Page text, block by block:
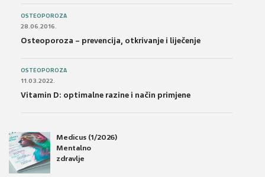
OSTEOPOROZA
28.06.2016.
Osteoporoza – prevencija, otkrivanje i liječenje
OSTEOPOROZA
11.03.2022.
Vitamin D: optimalne razine i način primjene
Medicus (1/2026)
Mentalno
zdravlje